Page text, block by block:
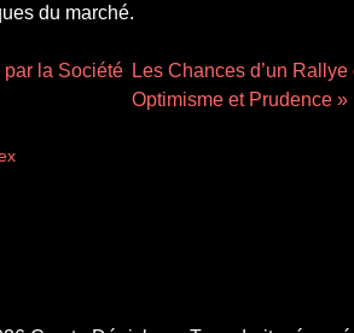
du marché.
par la Société Les Chances d’un
Optimisme et Prudence »